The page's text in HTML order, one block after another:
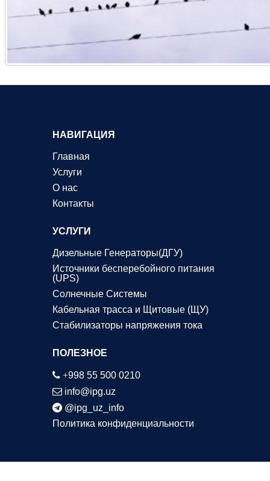
НАВИГАЦИЯ
Главная
Услуги
О нас
Контакты
УСЛУГИ
Дизельные Генераторы(ДГУ)
Источники бесперебойного питания
(UPS)
Солнечные Системы
Кабельная трасса и Щитовые (ЩУ)
Стабилизаторы напряжения тока
ПОЛЕЗНОЕ
+998 55 500 0210
info@ipg.uz
@ipg_uz_info
Политика конфиденциальности